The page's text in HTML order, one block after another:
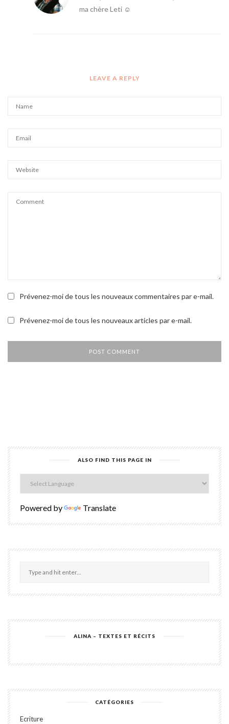
ma chère Leti ☺
LEAVE A REPLY
Prévenez-moi de tous les nouveaux commentaires par e-mail.
Prévenez-moi de tous les nouveaux articles par e-mail.
ALSO FIND THIS PAGE IN
Powered by Translate
ALINA – TEXTES ET RÉCITS
CATÉGORIES
Ecriture